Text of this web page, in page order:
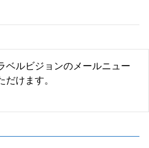
ベルビジョンのメールニュー
だけます。